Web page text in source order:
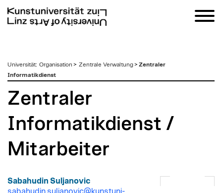
zum
Inhalt
Universität: Organisation > Zentrale Verwaltung> Zentraler
Informatikdienst
Zentraler
Informatikdienst /
Mitarbeiter
Sabahudin Suljanovic
sabahudin.suljanovic@kunstuni-